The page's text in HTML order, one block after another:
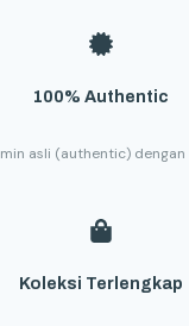
100% Authentic
asli (authentic) dengan
Koleksi Terlengkap